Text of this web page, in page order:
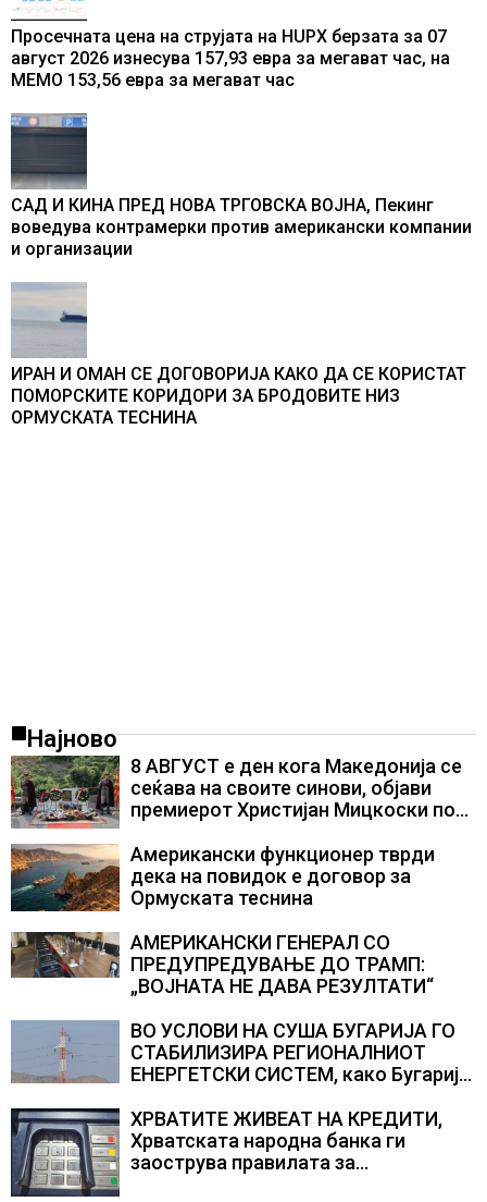
Просечната цена на струјата на HUPX берзата за 07
август 2026 изнесува 157,93 евра за мегават час, на
МЕМО 153,56 евра за мегават час
САД И КИНА ПРЕД НОВА ТРГОВСКА ВОЈНА, Пекинг
воведува контрамерки против американски компании
и организации
ИРАН И ОМАН СЕ ДОГОВОРИЈА КАКО ДА СЕ КОРИСТАТ
ПОМОРСКИТЕ КОРИДОРИ ЗА БРОДОВИТЕ НИЗ
ОРМУСКАТА ТЕСНИНА
Најново
8 АВГУСТ е ден кога Македонија се
сеќава на своите синови, објави
премиерот Христијан Мицкоски по
загинувањето на десетмината
прилепски бранители
Американски функционер тврди
дека на повидок е договор за
Ормуската теснина
АМЕРИКАНСКИ ГЕНЕРАЛ СО
ПРЕДУПРЕДУВАЊЕ ДО ТРАМП:
„ВОЈНАТА НЕ ДАВА РЕЗУЛТАТИ“
ВО УСЛОВИ НА СУША БУГАРИЈА ГО
СТАБИЛИЗИРА РЕГИОНАЛНИОТ
ЕНЕРГЕТСКИ СИСТЕМ, како Бугарија
складирање на енергија од батерии
ХРВАТИТЕ ЖИВЕАТ НА КРЕДИТИ,
Хрватската народна банка ги
заострува правилата за